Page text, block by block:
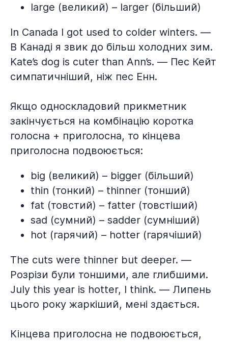
large (великий) – larger (більший)
In Canada I got used to colder winters. —
В Канаді я звик до більш холодних зим.
Kate’s dog is cuter than Ann’s. — Пес Кейт
симпатичніший, ніж пес Енн.
Якщо односкладовий прикметник
закінчується на комбінацію коротка
голосна + приголосна, то кінцева
приголосна подвоюється:
big (великий) – bigger (більший)
thin (тонкий) – thinner (тонший)
fat (товстий) – fatter (товстіший)
sad (сумний) – sadder (сумніший)
hot (гарячий) – hotter (гарячіший)
The cuts were thinner but deeper. —
Розрізи були тоншими, але глибшими.
July this year is hotter, I think. — Липень
цього року жаркіший, мені здається.
Кінцева приголосна не подвоюється,